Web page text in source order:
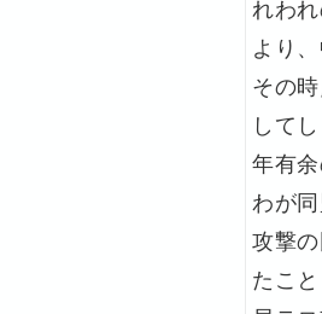
れわ
より
その
して
年有
わが
攻撃
たこ